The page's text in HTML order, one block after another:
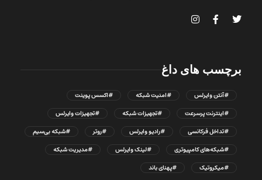
برچسب های داغ
#آنتن وایرلس #امنیت شبکه
#اکسس پوینت
#اینترنت پرسرعت
#تجهیزات شبکه
#تجهیزات وایرلس
#تداخل فرکانسی
#رادیو وایرلس #روتر
#شبکه بی‌سیم
#شبکه‌های کامپیوتری
#لینک وایرلس
#مدیریت شبکه
#میکروتیک
#پهنای باند